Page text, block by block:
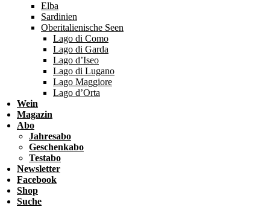
Elba
Sardinien
Oberitalienische Seen
Lago di Como
Lago di Garda
Lago d’Iseo
Lago di Lugano
Lago Maggiore
Lago d’Orta
Wein
Magazin
Abo
Jahresabo
Geschenkabo
Testabo
Newsletter
Facebook
Shop
Suche